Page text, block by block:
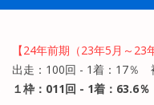
【24年前期（23年5月～23
出走：100回 - 1着：17％
１枠：011回 - 1着：63.6